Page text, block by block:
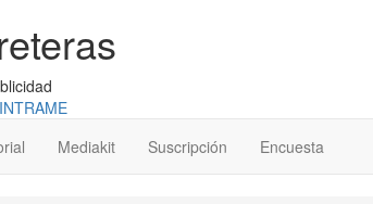
Mediakit Suscripción Encuesta